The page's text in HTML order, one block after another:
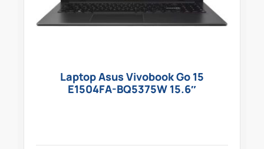
Laptop Asus Vivobook Go 15
E1504FA-BQ5375W 15.6″